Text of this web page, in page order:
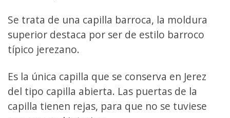
Se trata de una capilla barroca, la moldura
superior destaca por ser de estilo barroco
típico jerezano.
Es la única capilla que se conserva en Jerez
del tipo capilla abierta. Las puertas de la
capilla tienen rejas, para que no se tuviese